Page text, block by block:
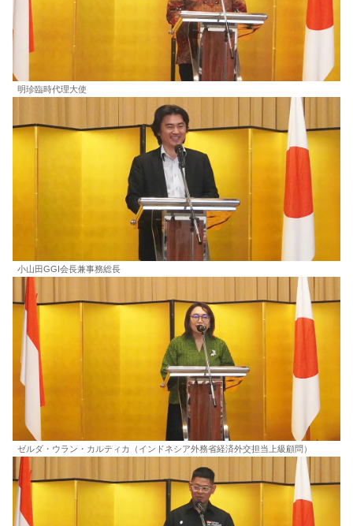
明珍臨時代理大使
小山田GGI会長兼事務総長
ゼルダ・ウラン・カルティカ（インドネシア外務省経済外交担当上級顧問）